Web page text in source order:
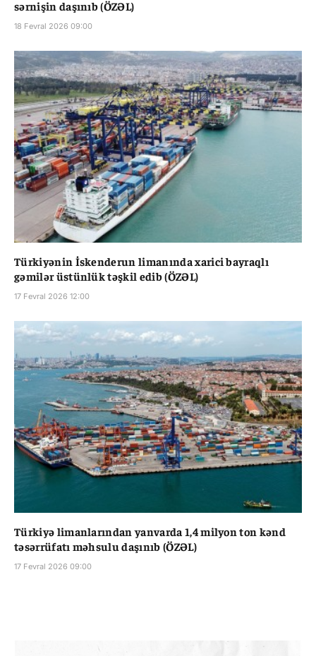
sərnişin daşınıb (ÖZƏL)
18 Fevral 2026 09:00
Türkiyənin İskenderun limanında xarici bayraqlı
gəmilər üstünlük təşkil edib (ÖZƏL)
17 Fevral 2026 12:00
Türkiyə limanlarından yanvarda 1,4 milyon ton kənd
təsərrüfatı məhsulu daşınıb (ÖZƏL)
17 Fevral 2026 09:00